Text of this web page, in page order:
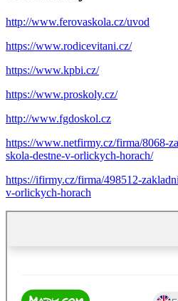
http://www.ferovaskola.cz/uvod
https://www.rodicevitani.cz/
https://www.kpbi.cz/
https://www.proskoly.cz/
http://www.fgdoskol.cz
https://www.netfirmy.cz/firma/8068-
skola-destne-v-orlickych-horach/
https://ifirmy.cz/firma/498512-
v-orlickych-horach